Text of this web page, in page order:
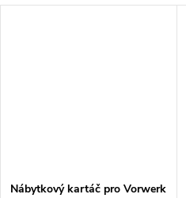
Nábytkový kartáč pro Vorwerk